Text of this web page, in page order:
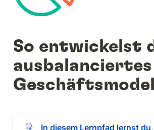
So entwickelst
ausbalanciertes
Geschäftsmodell
In diesem Lernpfad lernst